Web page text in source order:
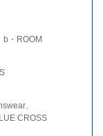
b・ROOM
、
CROSS